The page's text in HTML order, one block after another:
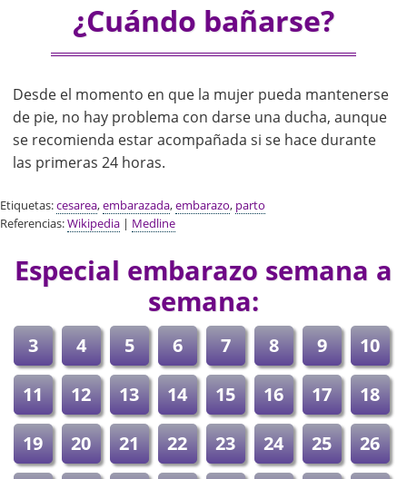
¿Cuándo bañarse?
Desde el momento en que la mujer pueda mantenerse
de pie, no hay problema con darse una ducha, aunque
se recomienda estar acompañada si se hace durante
las primeras 24 horas.
Etiquetas:cesarea,embarazada,embarazo, parto
Referencias:Wikipedia | Medline
Especial embarazo semana a
semana:
3 4 5 6 7 8 9
10
11
12 13 14 15 16 17
18
19
20 21 22 23 24 25
26